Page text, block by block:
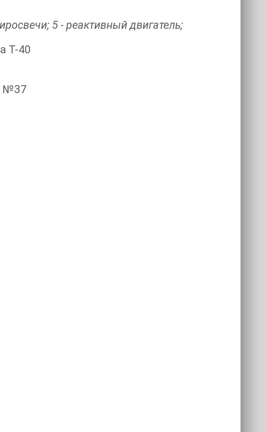
5 - реактивный двигатель;
Т-40
№37